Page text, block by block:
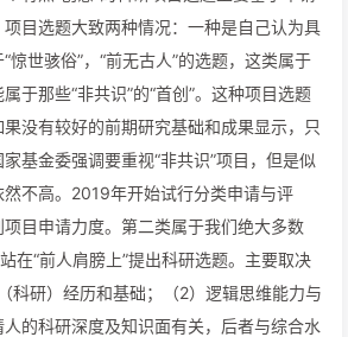
目选题大致两种情况：一种是自己认为具
惊世骇俗”，“前无古人”的选题，这类属于
于那些“非共识”的“首创”。这种项目选题
没有较好的前期研究基础和成果显示，只
基金委强调要重视“非共识”项目，但是似
不高。2019年开始试行分类申请与评
目申请力度。第二类属于我们绝大多数
在“前人肩膀上”提出科研选题。主要取决
科研）经历和基础；（2）逻辑思维能力与
的科研深度及知识面有关，后者与综合水